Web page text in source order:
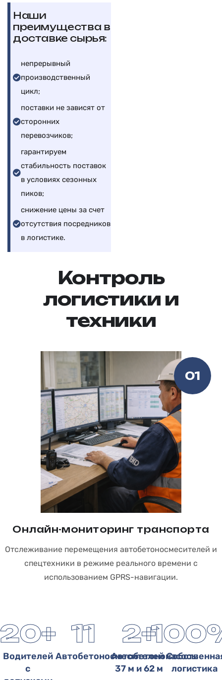
Наши
преимущества в
доставке сырья:
непрерывный
производственный
цикл;
поставки не зависят от
сторонних
перевозчиков;
гарантируем
стабильность поставок
в условиях сезонных
пиков;
снижение цены за счет
отсутствия посредников
в логистике.
Контроль
логистики и
техники
01
Онлайн-мониторинг транспорта
Отслеживание перемещения автобетоносмесителей и
спецтехники в режиме реального времени с
использованием GPRS-навигации.
20+
Водителей
с
11
Автобетоносмесителей
2+
Автобетононасосы
37 м и 62 м
100
логистика